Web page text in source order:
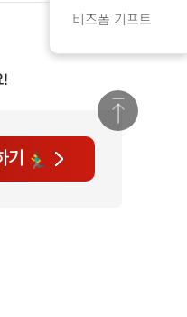
!
기
비즈폼 기프트